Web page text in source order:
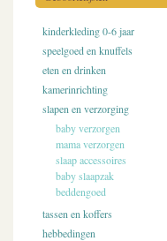
kinderkleding 0-6 jaar
speelgoed en knuffels
eten en drinken
kamerinrichting
slapen en verzorging
baby verzorgen
mama verzorgen
slaap accessoires
baby slaapzak
beddengoed
tassen en koffers
hebbedingen